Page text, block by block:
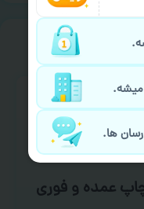
گیری
عمده و فوری
ها.